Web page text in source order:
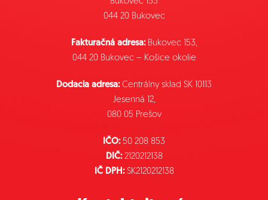
044 20 Bukovec
Fakturačná adresa:Bukovec 153,
044 20 Bukovec – Košice okolie
Dodacia adresa:Centrálny sklad SK 10113
Jesenná 12,
080 05 Prešov
IČO:50 208 853
DIČ:2120212138
IČ DPH:SK2120212138